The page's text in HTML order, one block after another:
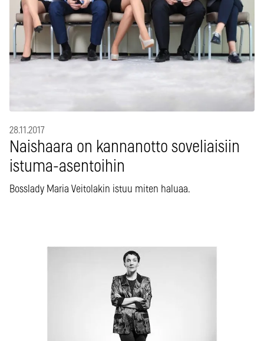
28.11.2017
Naishaara on kannanotto soveliaisiin
istuma-asentoihin
Bosslady Maria Veitolakin istuu miten haluaa.